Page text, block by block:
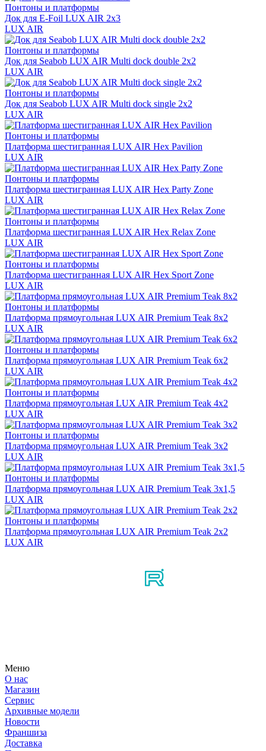
Понтоны и платформы
Док для E-Foil LUX AIR 2x3
LUX AIR
Понтоны и платформы
Док для Seabob LUX AIR Multi dock double 2x2
LUX AIR
Понтоны и платформы
Док для Seabob LUX AIR Multi dock single 2x2
LUX AIR
Понтоны и платформы
Платформа шестигранная LUX AIR Hex Pavilion
LUX AIR
Понтоны и платформы
Платформа шестигранная LUX AIR Hex Party Zone
LUX AIR
Понтоны и платформы
Платформа шестигранная LUX AIR Hex Relax Zone
LUX AIR
Понтоны и платформы
Платформа шестигранная LUX AIR Hex Sport Zone
LUX AIR
Понтоны и платформы
Платформа прямоугольная LUX AIR Premium Teak 8x2
LUX AIR
Понтоны и платформы
Платформа прямоугольная LUX AIR Premium Teak 6x2
LUX AIR
Понтоны и платформы
Платформа прямоугольная LUX AIR Premium Teak 4x2
LUX AIR
Понтоны и платформы
Платформа прямоугольная LUX AIR Premium Teak 3x2
LUX AIR
Понтоны и платформы
Платформа прямоугольная LUX AIR Premium Teak 3x1,5
LUX AIR
Понтоны и платформы
Платформа прямоугольная LUX AIR Premium Teak 2x2
LUX AIR
Меню
О нас
Магазин
Сервис
Архивные модели
Новости
Франшиза
Доставка